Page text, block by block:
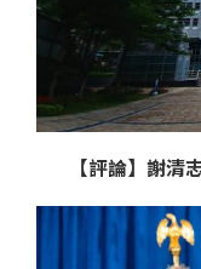
【評論】謝